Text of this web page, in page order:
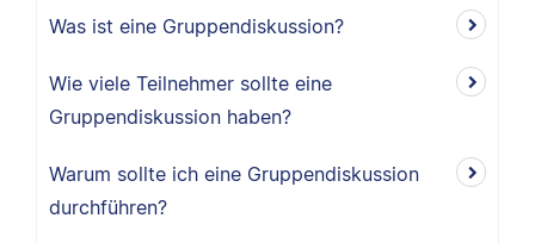
Was ist eine Gruppendiskussion?
Wie viele Teilnehmer sollte eine
Gruppendiskussion haben?
Warum sollte ich eine Gruppendiskussion
durchführen?